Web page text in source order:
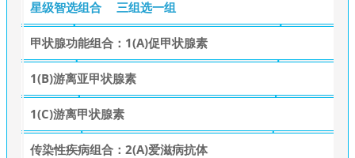
星级智选组合 三组选一组
甲状腺功能组合：1(A)促甲状腺素
1(B)游离亚甲状腺素
1(C)游离甲状腺素
传染性疾病组合：2(A)爱滋病抗体